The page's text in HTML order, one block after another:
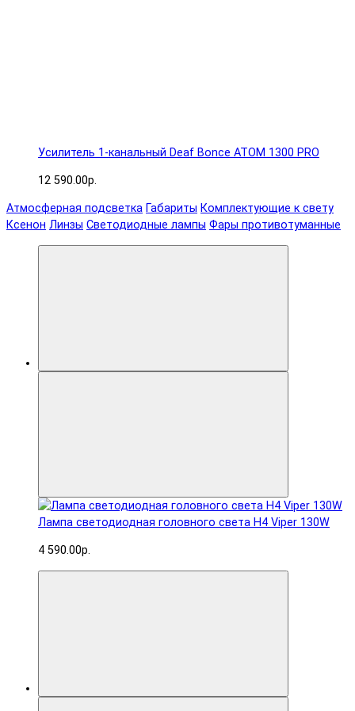
Усилитель 1-канальный Deaf Bonce ATOM 1300 PRO
12 590.00р.
Атмосферная подсветка Габариты Комплектующие к свету
Ксенон Линзы Светодиодные лампы Фары противотуманные
Лампа светодиодная головного света H4 Viper 130W
4 590.00р.